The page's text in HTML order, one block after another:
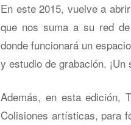
En este 2015, vuelve a
que nos suma a su red
donde funcionará un
y estudio de grabación. ¡Un
Además, en esta edición,
Colisiones artísticas, para